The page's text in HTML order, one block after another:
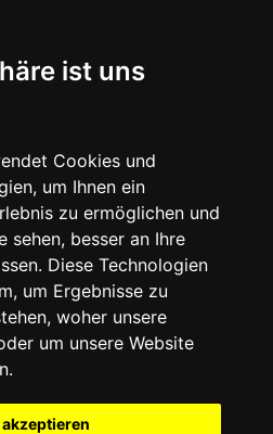
ist uns
Cookies und
um Ihnen ein
zu ermöglichen und
sehen, besser an Ihre
Diese Technologien
um Ergebnisse zu
woher unsere
um unsere Website